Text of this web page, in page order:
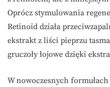
Oprócz stymulowania
Retinoid działa
ekstrakt z liści pieprzu
gruczoły łojowe dzięki
W nowoczesnych